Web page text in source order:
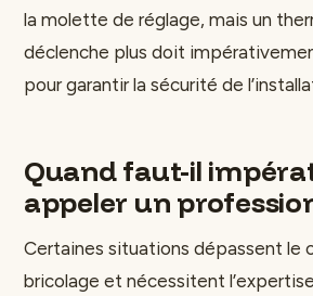
la molette de réglage, mais un
déclenche plus doit
pour garantir la sécurité de
Quand faut-il
appeler un
Certaines situations dépassent le
bricolage et nécessitent